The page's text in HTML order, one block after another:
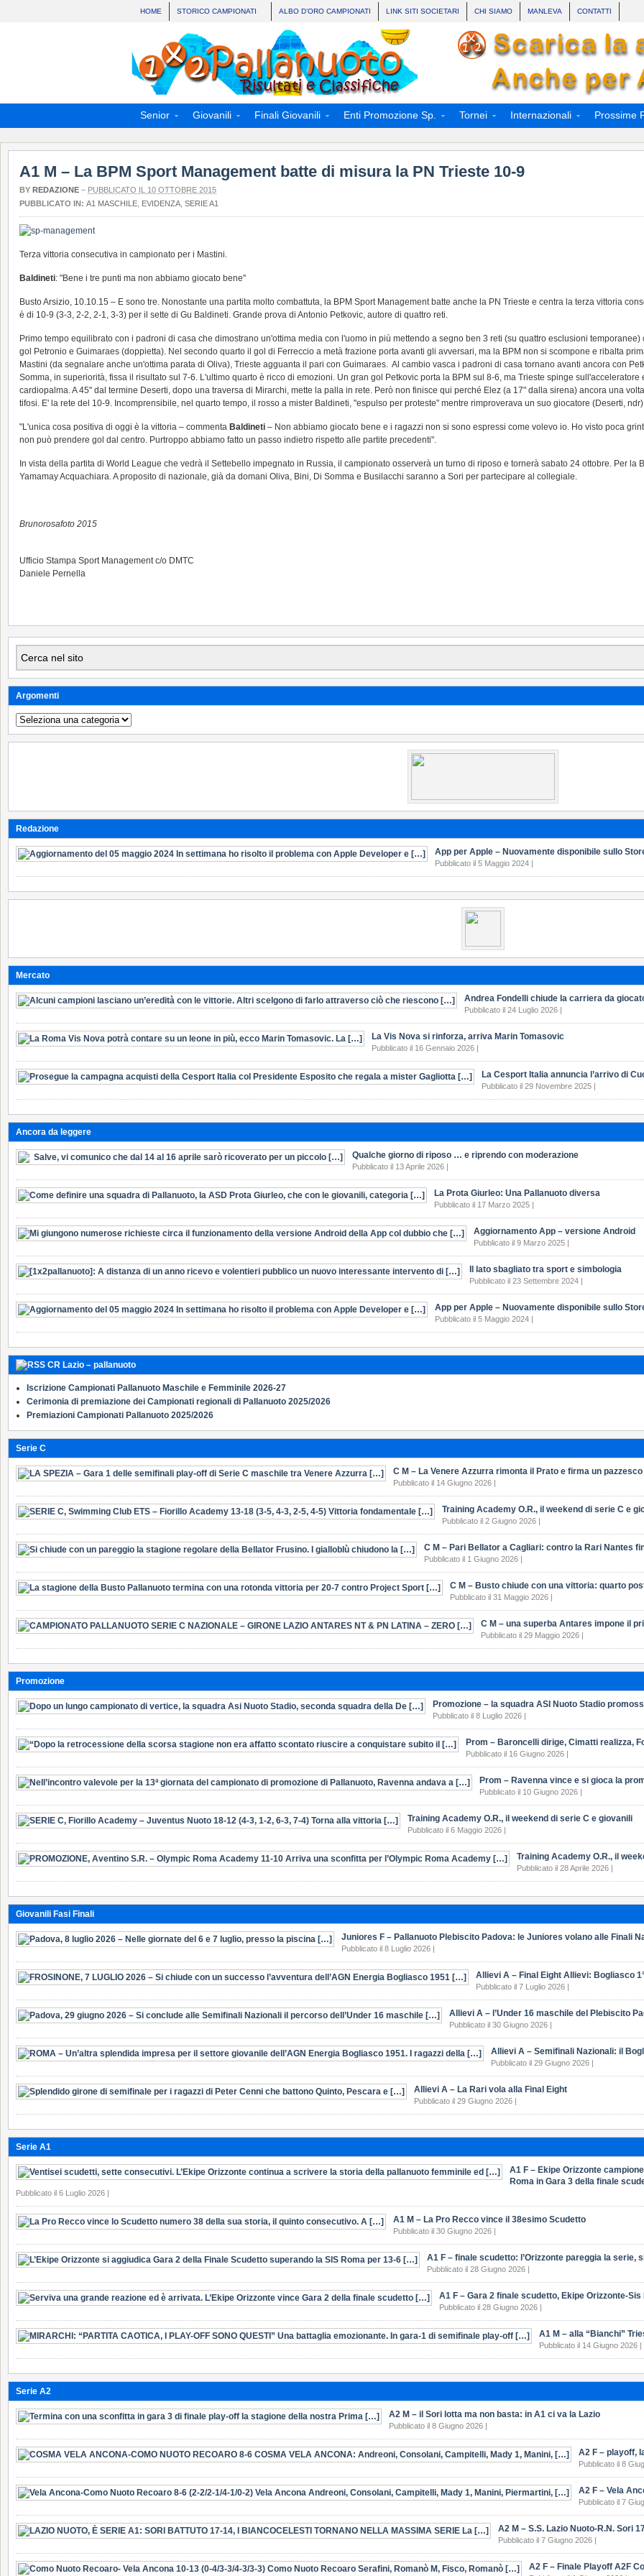
HOME STORICO CAMPIONATI ALBO D’ORO CAMPIONATI LINK SITI SOCIETARI CHI SIAMO MANLEVA CONTATTI
Senior Giovanili Finali Giovanili Enti Promozione Sp. Tornei Internazionali Prossime
A1 M – La BPM Sport Management batte di misura la PN Trieste 10-9
BY REDAZIONE – PUBBLICATO IL 10 OTTOBRE 2015
PUBBLICATO IN: A1 MASCHILE EVIDENZA SERIE A1
Terza vittoria consecutiva in campionato per i Mastini.
Baldineti: "Bene i tre punti ma non abbiamo giocato bene"
Busto Arsizio, 10.10.15 – E sono tre. Nonostante una partita molto combattuta, la BPM Sport Management batte anche la PN Trieste e centra la terza vittoria
è di 10-9 (3-3, 2-2, 2-1, 3-3) per il sette di Gu Baldineti. Grande prova di Antonio Petkovic, autore di quattro reti.
Primo tempo equilibrato con i padroni di casa che dimostrano un'ottima media con l'uomo in più mettendo a segno ben 3 reti (su quattro esclusioni
gol Petronio e Guimaraes (doppietta). Nel secondo quarto il gol di Ferreccio a metà frazione porta avanti gli avversari, ma la BPM non si scompone e ribalta
Mastini (da segnalare anche un'ottima parata di Oliva), Trieste agguanta il pari con Guimaraes. Al cambio vasca i padroni di casa tornano avanti ancora con
Somma, in superiorità, fissa il risultato sul 7-6. L'ultimo quarto è ricco di emozioni. Un gran gol Petkovic porta la BPM sul 8-6, ma Trieste spinge
cardiopalma. A 45" dal termine Deserti, dopo una traversa di Mirarchi, mette la palla in rete. Però non finisce qui perché Elez (a 17" dalla sirena) ancora una
tifosi. E' la rete del 10-9. Incomprensibile, nel quarto tempo, il rosso a mister Baldineti, "espulso per proteste" mentre rimproverava un suo giocatore (Deserti,
"L'unica cosa positiva di oggi è la vittoria – commenta Baldineti – Non abbiamo giocato bene e i ragazzi non si sono espressi come volevo io. Ho visto poca
non può prendere gol dal centro. Purtroppo abbiamo fatto un passo indietro rispetto alle partite precedenti".
In vista della partita di World League che vedrà il Settebello impegnato in Russia, il campionato osserverà un turno di riposo e tornerà sabato 24 ottobre. Per
Yamamay Acquachiara. A proposito di nazionale, già da domani Oliva, Bini, Di Somma e Busilacchi saranno a Sori per partecipare al collegiale.
Brunorosafoto 2015
Ufficio Stampa Sport Management c/o DMTC
Daniele Pernella
Argomenti
Argomenti
Redazione
App per Apple – Nuovamente disponibile sullo
Pubblicato il 5 Maggio 2024 |
Mercato
Andrea Fondelli chiude la carriera da
Pubblicato il 24 Luglio 2026 |
La Vis Nova si rinforza, arriva Marin Tomasovic
Pubblicato il 16 Gennaio 2026 |
La Cesport Italia annuncia l’arrivo di
Pubblicato il 29 Novembre 2025 |
Ancora da leggere
Qualche giorno di riposo … e riprendo con moderazione
Pubblicato il 13 Aprile 2026 |
La Prota Giurleo: Una Pallanuoto diversa
Pubblicato il 17 Marzo 2025 |
Aggiornamento App – versione Android
Pubblicato il 9 Marzo 2025 |
Il lato sbagliato tra sport e simbologia
Pubblicato il 23 Settembre 2024 |
App per Apple – Nuovamente disponibile sullo
Pubblicato il 5 Maggio 2024 |
CR Lazio – pallanuoto
Iscrizione Campionati Pallanuoto Maschile e Femminile 2026-27
Cerimonia di premiazione dei Campionati regionali di Pallanuoto 2025/2026
Premiazioni Campionati Pallanuoto 2025/2026
Serie C
C M – La Venere Azzurra rimonta il Prato e firma un
Pubblicato il 14 Giugno 2026 |
Training Academy O.R., il weekend di serie C e
Pubblicato il 2 Giugno 2026 |
C M – Pari Bellator a Cagliari: contro la Rari Nantes
Pubblicato il 1 Giugno 2026 |
C M – Busto chiude con una vittoria: quarto
Pubblicato il 31 Maggio 2026 |
C M – una superba Antares impone il
Pubblicato il 29 Maggio 2026 |
Promozione
Promozione – la squadra ASI Nuoto Stadio
Pubblicato il 8 Luglio 2026 |
Prom – Baroncelli dirige, Cimatti realizza,
Pubblicato il 16 Giugno 2026 |
Prom – Ravenna vince e si gioca la
Pubblicato il 10 Giugno 2026 |
Training Academy O.R., il weekend di serie C e giovanili
Pubblicato il 6 Maggio 2026 |
Training Academy O.R., il
Pubblicato il 28 Aprile 2026 |
Giovanili Fasi Finali
Juniores F – Pallanuoto Plebiscito Padova: le Juniores volano alle Finali
Pubblicato il 8 Luglio 2026 |
Allievi A – Final Eight Allievi: Bogliasco
Pubblicato il 7 Luglio 2026 |
Allievi A – l’Under 16 maschile del Plebiscito
Pubblicato il 30 Giugno 2026 |
Allievi A – Semifinali Nazionali: il
Pubblicato il 29 Giugno 2026 |
Allievi A – La Rari vola alla Final Eight
Pubblicato il 29 Giugno 2026 |
Serie A1
A1 F – Ekipe Orizzonte
Roma in Gara 3 della finale
Pubblicato il 6 Luglio 2026 |
A1 M – La Pro Recco vince il 38esimo Scudetto
Pubblicato il 30 Giugno 2026 |
A1 F – finale scudetto: l’Orizzonte pareggia la serie,
Pubblicato il 28 Giugno 2026 |
A1 F – Gara 2 finale scudetto, Ekipe Orizzonte-Sis
Pubblicato il 28 Giugno 2026 |
A1 M – alla “Bianchi”
Pubblicato il 14 Giugno 2026 |
Serie A2
A2 M – il Sori lotta ma non basta: in A1 ci va la Lazio
Pubblicato il 8 Giugno 2026 |
A2 F – playoff,
Pubblicato il 8
A2 F – Vela
Pubblicato il 7
A2 M – S.S. Lazio Nuoto-R.N. Sori
Pubblicato il 7 Giugno 2026 |
A2 F – Finale Playoff A2F